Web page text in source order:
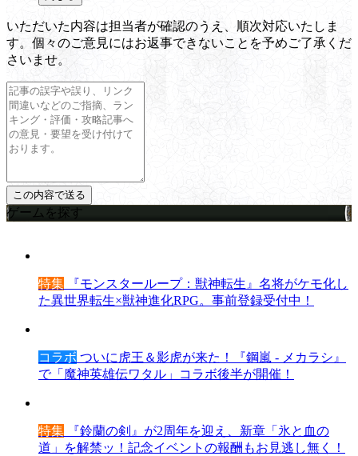
いただいた内容は担当者が確認のうえ、順次対応いたしま
す。個々のご意見にはお返事できないことを予めご了承くだ
さいませ。
ゲームを探す
特集 『モンスターループ：獣神転生』名将がケモ化し
た異世界転生×獣神進化RPG。事前登録受付中！
コラボ ついに虎王＆影虎が来た！『鋼嵐 - メカラシ』
で「魔神英雄伝ワタル」コラボ後半が開催！
特集 『鈴蘭の剣』が2周年を迎え、新章「氷と血の
道」を解禁ッ！記念イベントの報酬もお見逃し無く！